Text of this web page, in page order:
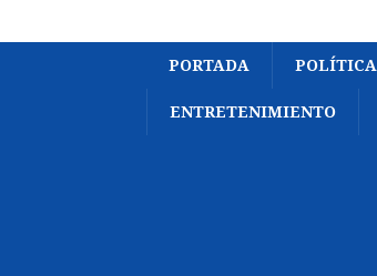
PORTADA POLÍTICA
ENTRETENIMIENTO